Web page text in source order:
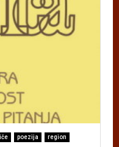
poezija region